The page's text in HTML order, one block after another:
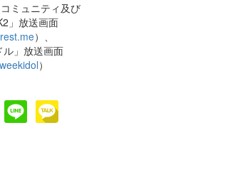
ミュニティ及び
」放送画面
）、
」放送画面
）